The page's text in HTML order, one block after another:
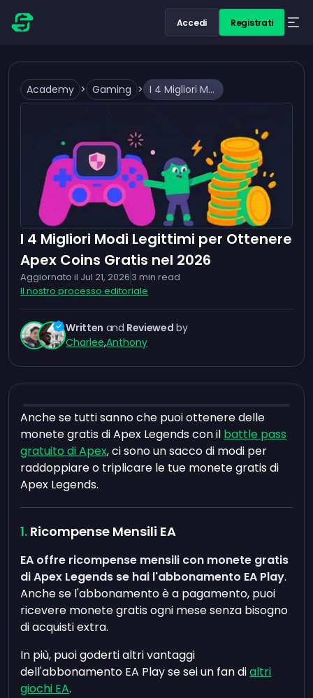
Accedi Registrati
Academy > Gaming > I 4 Migliori Modi Legittimi per Ottenere Apex Coins Gratis nel 2026
I 4 Migliori Modi Legittimi per Ottenere
Apex Coins Gratis nel 2026
Aggiornato il Jul 21, 2026 3 min read
Il nostro processo editoriale
Written and Reviewed by
Charlee,Anthony
Anche se tutti sanno che puoi ottenere delle
monete gratis di Apex Legends con il battle pass
gratuito di Apex, ci sono un sacco di modi per
raddoppiare o triplicare le tue monete gratis di
Apex Legends.
Ricompense Mensili EA
EA offre ricompense mensili con monete gratis
di Apex Legends se hai l'abbonamento EA Play.
Anche se l'abbonamento è a pagamento, puoi
ricevere monete gratis ogni mese senza bisogno
di acquisti extra.
In più, puoi goderti altri vantaggi
dell'abbonamento EA Play se sei un fan dialtri
giochi EA.